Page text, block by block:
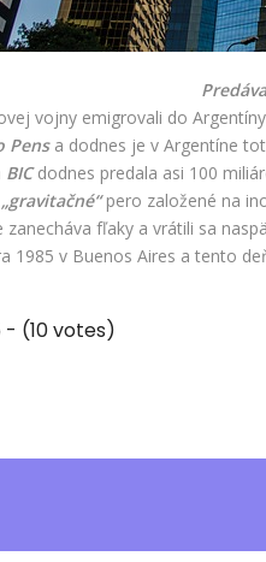
vojny emigrovali do
Pensa dodnes je v Argentíne
BICdodnes predala asi 100
„gravitačné“pero založené na
fľaky a vrátili sa
1985 v Buenos Aires a tento
- (10 votes)